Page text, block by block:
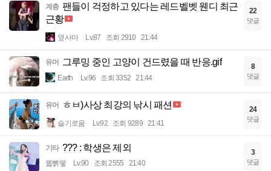
계층 팬들이 걱정하고 있다는 레드벨벳 웬디 최근
근황
옆사마 Lv.87 조회 2910 21:44
22
댓글
유머 그루밍 중인 고양이 건드렸을 때 반응.gif
Earth Lv.96 조회 3352 21:44
8
댓글
유머 ㅎㅂ)사상 최강의 낚시 패션
슬기로움 Lv.92 조회 9289 21:41
24
댓글
기타 ??? : 학생은 제외
꿻뻵뗗 Lv.90 조회 2555 21:40
3
댓글